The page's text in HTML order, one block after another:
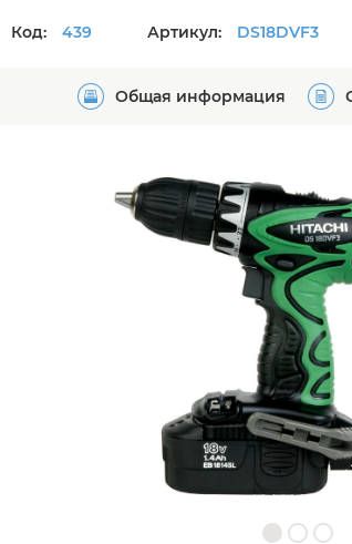
Код: 439 Артикул: DS18DVF3
Общая информация